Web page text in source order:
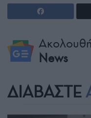
News
ΔΙΑΒΑΣΤΕ